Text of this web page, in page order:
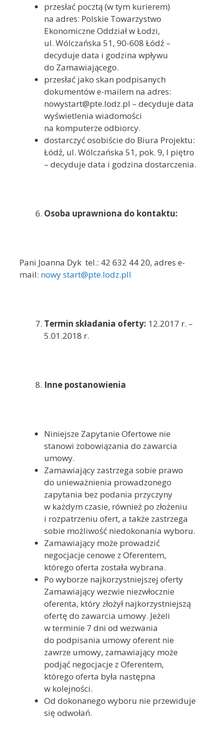
przesłać pocztą (w tym kurierem)
na adres: Polskie Towarzystwo
Ekonomiczne Oddział w Łodzi,
ul. Wólczańska 51, 90-608 Łódź –
decyduje data i godzina wpływu
do Zamawiającego.
przesłać jako skan podpisanych
dokumentów e-mailem na adres:
nowystart@pte.lodz.pl – decyduje data
wyświetlenia wiadomości
na komputerze odbiorcy.
dostarczyć osobiście do Biura Projektu:
Łódź, ul. Wólczańska 51, pok. 9, I piętro
– decyduje data i godzina dostarczenia.
Osoba uprawniona do kontaktu:
Pani Joanna Dyk tel.: 42 632 44 20, adres e-
mail: nowy start@pte.lodz.pll
Termin składania oferty: 12.2017 r. –
5.01.2018 r.
Inne postanowienia
Niniejsze Zapytanie Ofertowe nie
stanowi zobowiązania do zawarcia
umowy.
Zamawiający zastrzega sobie prawo
do unieważnienia prowadzonego
zapytania bez podania przyczyny
w każdym czasie, również po złożeniu
i rozpatrzeniu ofert, a także zastrzega
sobie możliwość niedokonania wyboru.
Zamawiający może prowadzić
negocjacje cenowe z Oferentem,
którego oferta została wybrana.
Po wyborze najkorzystniejszej oferty
Zamawiający wezwie niezwłocznie
oferenta, który złożył najkorzystniejszą
ofertę do zawarcia umowy. Jeżeli
w terminie 7 dni od wezwania
do podpisania umowy oferent nie
zawrze umowy, zamawiający może
podjąć negocjacje z Oferentem,
którego oferta była następna
w kolejności.
Od dokonanego wyboru nie przewiduje
się odwołań.